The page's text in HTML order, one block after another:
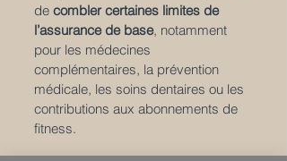
de combler certaines limites de
l’assurance de base, notamment
pour les médecines
complémentaires, la prévention
médicale, les soins dentaires ou les
contributions aux abonnements de
fitness.